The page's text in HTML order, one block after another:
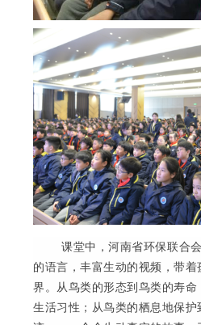
课堂中，河南省环保联合
的语言，丰富生动的视频，带
界。从鸟类的形态到鸟类的寿
生活习性；从鸟类的栖息地保